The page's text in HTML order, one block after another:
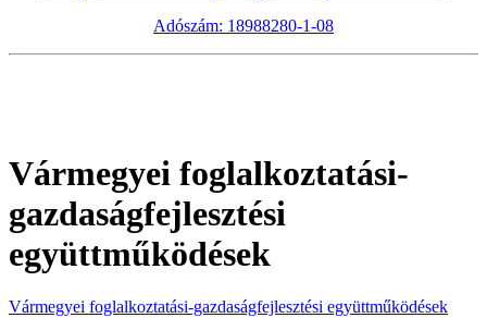
Adószám: 18988280-1-08
Vármegyei foglalkoztatási-
gazdaságfejlesztési
együttműködések
Vármegyei foglalkoztatási-gazdaságfejlesztési együttműködések